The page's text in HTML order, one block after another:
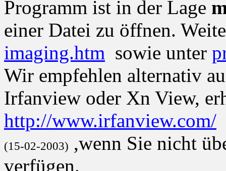
Programm ist in der Lage
einer Datei zu öffnen.
imaging.htm sowie unter
Wir empfehlen alternativ
Irfanview oder Xn View,
http://www.irfanview.com/
(15-02-2003) ,wenn Sie nicht
verfügen.